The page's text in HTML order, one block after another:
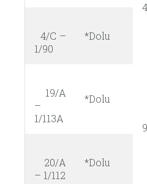
4/C –
1/90
*Dolu
19/A
–
1/113A
*Dolu
20/A
– 1/112
*Dolu